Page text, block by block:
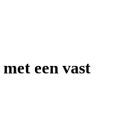
een vast